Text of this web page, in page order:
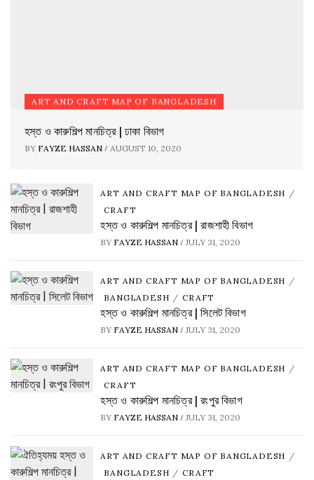
ART AND CRAFT MAP OF BANGLADESH
হস্ত ও কারুশিল্প মানচিত্র | ঢাকা বিভাগ
BY FAYZE HASSAN / AUGUST 10, 2020
ART AND CRAFT MAP OF BANGLADESH /
CRAFT
হস্ত ও কারুশিল্প মানচিত্র | রাজশাহী বিভাগ
BY FAYZE HASSAN/ JULY 31, 2020
ART AND CRAFT MAP OF BANGLADESH /
BANGLADESH / CRAFT
হস্ত ও কারুশিল্প মানচিত্র | সিলেট বিভাগ
BY FAYZE HASSAN/ JULY 31, 2020
ART AND CRAFT MAP OF BANGLADESH /
CRAFT
হস্ত ও কারুশিল্প মানচিত্র | রংপুর বিভাগ
BY FAYZE HASSAN/ JULY 31, 2020
ART AND CRAFT MAP OF BANGLADESH /
BANGLADESH / CRAFT